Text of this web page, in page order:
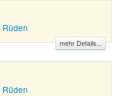
Rüden
mehr Details...
Rüden